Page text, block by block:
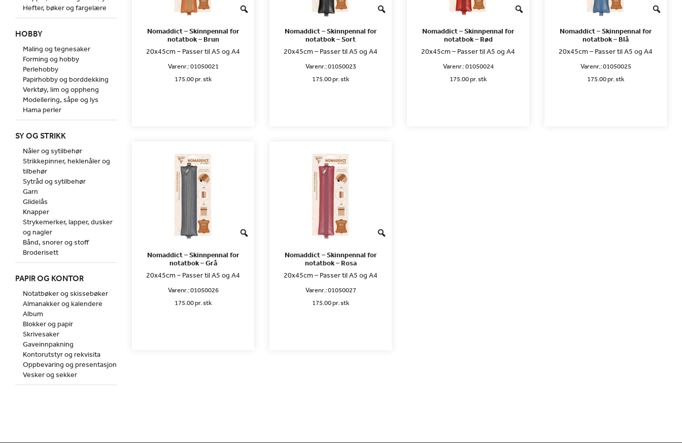
Nomaddict – Skinnpennal for
notatbok – Brun
20x45cm – Passer til A5 og A4
Varenr.:01050021
175.00 pr. stk
Nomaddict – Skinnpennal for
notatbok – Sort
20x45cm – Passer til A5 og A4
Varenr.:01050023
175.00 pr. stk
Nomaddict – Skinnpennal for
notatbok – Rød
20x45cm – Passer til A5 og A4
Varenr.:01050024
175.00 pr. stk
Nomaddict – Skinnpennal for
notatbok – Blå
20x45cm – Passer til A5 og A4
Varenr.:01050025
175.00 pr. stk
Nomaddict – Skinnpennal for
notatbok – Grå
20x45cm – Passer til A5 og A4
Varenr.:01050026
175.00 pr. stk
Nomaddict – Skinnpennal for
notatbok – Rosa
20x45cm – Passer til A5 og A4
Varenr.:01050027
175.00 pr. stk
Hefter, bøker og fargelære
HOBBY
Maling og tegnesaker
Forming og hobby
Perlehobby
Papirhobby og borddekking
Verktøy, lim og oppheng
Modellering, såpe og lys
Hama perler
SY OG STRIKK
Nåler og sytilbehør
Strikkepinner, heklenåler og
tilbehør
Sytråd og sytilbehør
Garn
Glidelås
Knapper
Strykemerker, lapper, dusker
og nagler
Bånd, snorer og stoff
Broderisett
PAPIR OG KONTOR
Notatbøker og skissebøker
Almanakker og kalendere
Album
Blokker og papir
Skrivesaker
Gaveinnpakning
Kontorutstyr og rekvisita
Oppbevaring og presentasjon
Vesker og sekker